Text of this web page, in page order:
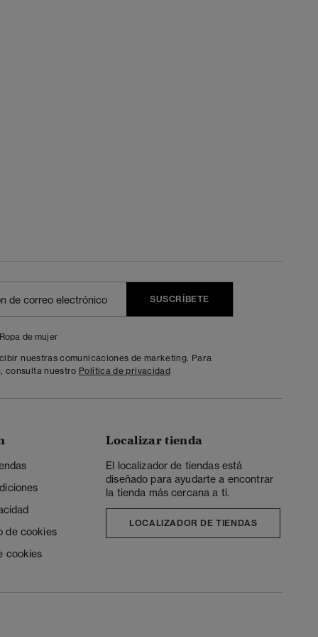
SUSCRÍBETE
de mujer
nuestras comunicaciones de marketing. Para
consulta nuestro Política de privacidad
de cookies
cookies
Localizar tienda
El localizador de tiendas está
diseñado para ayudarte a encontrar
la tienda más cercana a ti.
LOCALIZADOR DE TIENDAS